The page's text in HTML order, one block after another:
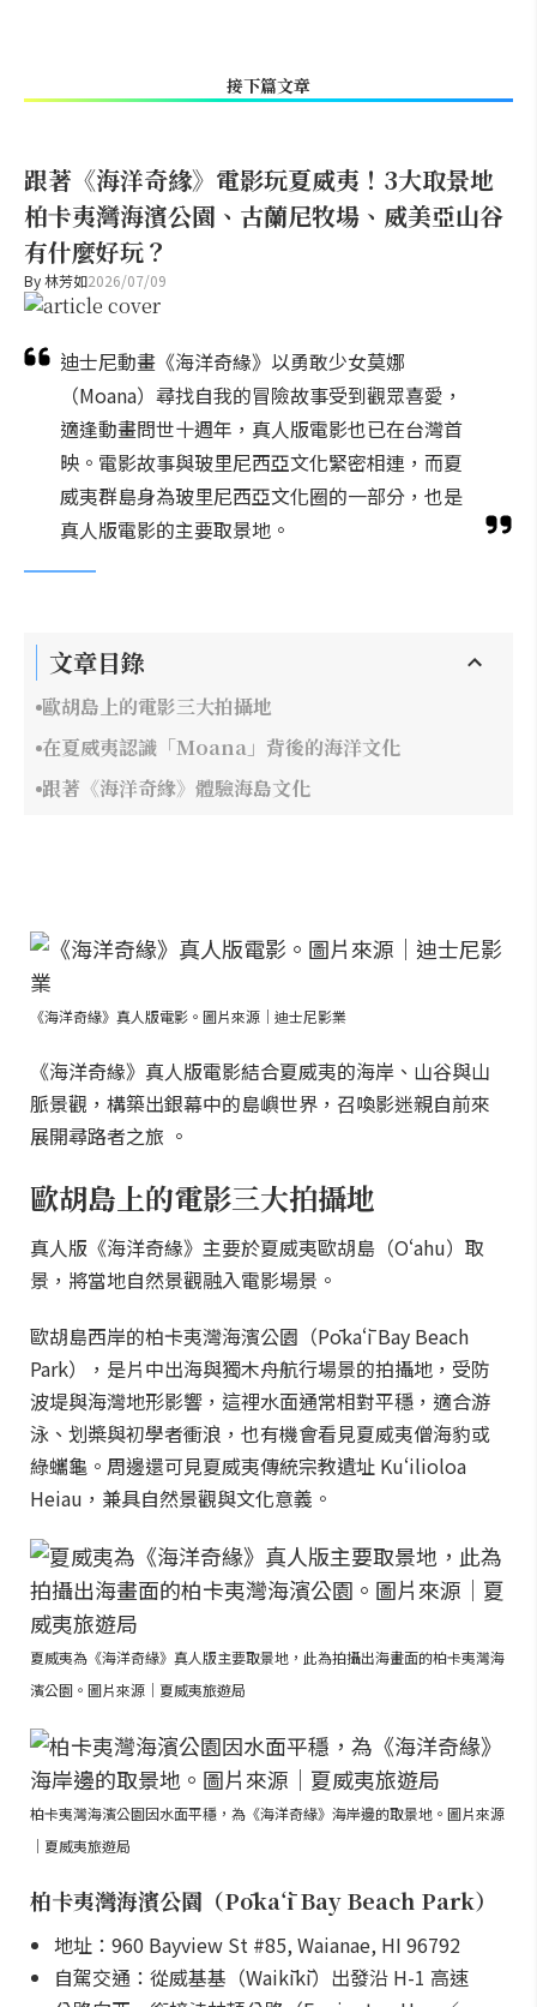
接下篇文章
跟著《海洋奇緣》電影玩夏威夷！3大取景地
柏卡夷灣海濱公園、古蘭尼牧場、威美亞山谷
有什麼好玩？
By林芳如2026/07/09
迪士尼動畫《海洋奇緣》以勇敢少女莫娜
（Moana）尋找自我的冒險故事受到觀眾喜愛，
適逢動畫問世十週年，真人版電影也已在台灣首
映。電影故事與玻里尼西亞文化緊密相連，而夏
威夷群島身為玻里尼西亞文化圈的一部分，也是
真人版電影的主要取景地。
文章目錄
歐胡島上的電影三大拍攝地
在夏威夷認識「Moana」背後的海洋文化
跟著《海洋奇緣》體驗海島文化
《海洋奇緣》真人版電影。圖片來源｜迪士尼影業
《海洋奇緣》真人版電影結合夏威夷的海岸、山谷與山
脈景觀，構築出銀幕中的島嶼世界，召喚影迷親自前來
展開尋路者之旅 。
歐胡島上的電影三大拍攝地
真人版《海洋奇緣》主要於夏威夷歐胡島（Oʻahu）取
景，將當地自然景觀融入電影場景。
歐胡島西岸的柏卡夷灣海濱公園（Pōkaʻī Bay Beach
Park），是片中出海與獨木舟航行場景的拍攝地，受防
波堤與海灣地形影響，這裡水面通常相對平穩，適合游
泳、划槳與初學者衝浪，也有機會看見夏威夷僧海豹或
綠蠵龜。周邊還可見夏威夷傳統宗教遺址 Kuʻilioloa
Heiau，兼具自然景觀與文化意義。
夏威夷為《海洋奇緣》真人版主要取景地，此為拍攝出海畫面的柏卡夷灣海
濱公園。圖片來源｜夏威夷旅遊局
柏卡夷灣海濱公園因水面平穩，為《海洋奇緣》海岸邊的取景地。圖片來源
｜夏威夷旅遊局
柏卡夷灣海濱公園（Pōkaʻī Bay Beach Park）
地址：960 Bayview St #85, Waianae, HI 96792
自駕交通：從威基基（Waikīkī）出發沿 H-1 高速